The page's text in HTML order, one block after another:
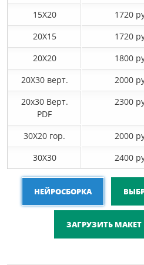
15X20
1720
20X15
1720
20X20
1800
20X30 верт.
2000
20х30 Верт.
PDF
2300
30X20 гор. 2000
30X30
2400
НЕЙРОСБОРКА
ЗАГРУЗИТЬ МАКЕТ